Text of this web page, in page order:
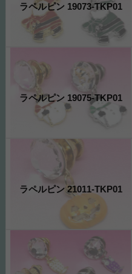
ラペルピン 19073-TKP01
ラペルピン 19075-TKP01
ラペルピン 21011-TKP01